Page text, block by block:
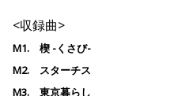
<収録曲>
M1. 楔 -くさび-
M2. スターチス
M3. 東京暮らし